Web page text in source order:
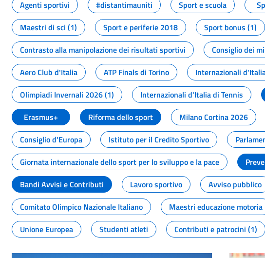
Agenti sportivi
#distantimauniti Sport e scuola
Maestri di sci (1)
Sport e periferie 2018 Sport bonus (1)
Contrasto alla manipolazione dei risultati sportivi
Consiglio dei
Aero Club d'Italia
ATP Finals di Torino Internazionali
Olimpiadi Invernali 2026 (1)
Internazionali d'Italia di Tennis
Erasmus+
Riforma dello sport Milano Cortina 2026
Consiglio d'Europa
Istituto per il Credito Sportivo
Giornata internazionale dello sport per lo sviluppo e la pace
Bandi Avvisi e Contributi
Lavoro sportivo Avviso pubblico
Comitato Olimpico Nazionale Italiano
Maestri educazione motoria
Unione Europea
Studenti atleti Contributi e patrocini (1)